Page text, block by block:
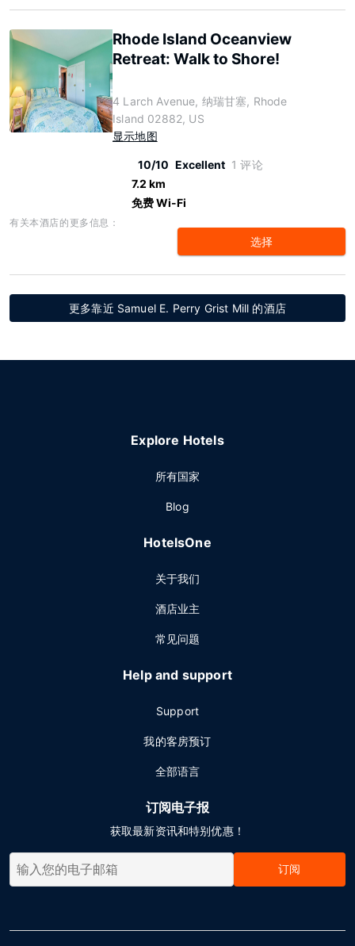
Rhode Island Oceanview
Retreat: Walk to Shore!
4 Larch Avenue, 纳瑞甘塞, Rhode
Island 02882, US
显示地图
10/10 Excellent 1 评论
7.2 km
免费 Wi-Fi
有关本酒店的更多信息：
选择
更多靠近 Samuel E. Perry Grist Mill 的酒店
Explore Hotels
所有国家
Blog
HotelsOne
关于我们
酒店业主
常见问题
Help and support
Support
我的客房预订
全部语言
订阅电子报
获取最新资讯和特别优惠！
订阅